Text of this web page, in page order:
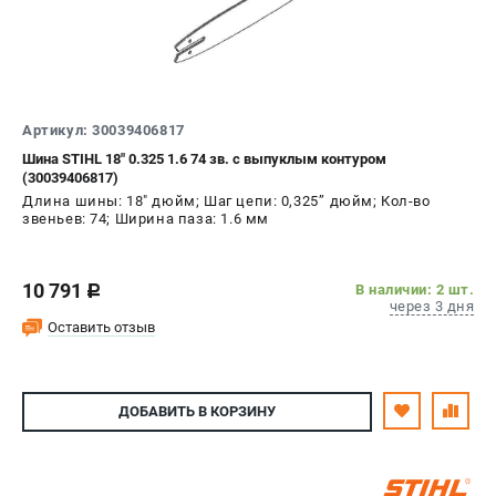
Артикул: 30039406817
Шина STIHL 18" 0.325 1.6 74 зв. с выпуклым контуром
(30039406817)
Длина шины: 18" дюйм; Шаг цепи: 0,325’’ дюйм; Кол-во
звеньев: 74; Ширина паза: 1.6 мм
10 791 c
В наличии: 2 шт.
через 3 дня
Оставить отзыв
ДОБАВИТЬ В КОРЗИНУ